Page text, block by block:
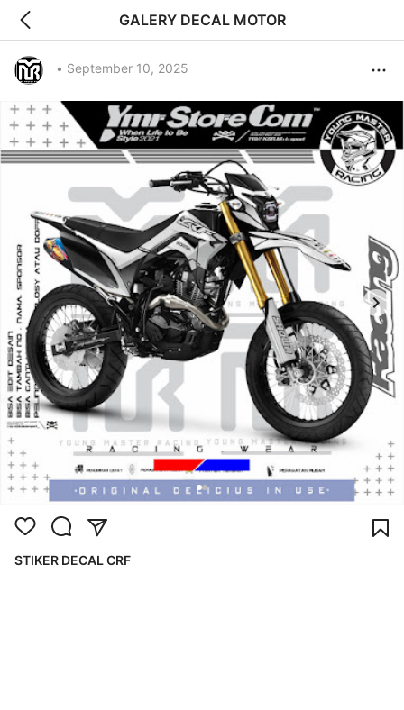
GALERY DECAL MOTOR
• September 10, 2025
STIKER DECAL CRF